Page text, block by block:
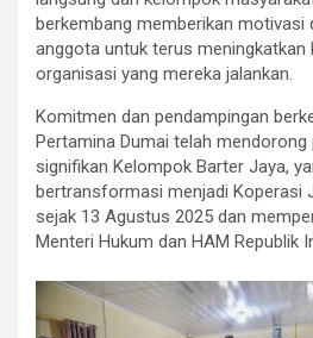
berkembang memberikan motivasi
anggota untuk terus meningkatkan
organisasi yang mereka jalankan.
Komitmen dan pendampingan
Pertamina Dumai telah mendorong
signifikan Kelompok Barter Jaya,
bertransformasi menjadi Koperasi
sejak 13 Agustus 2025 dan
Menteri Hukum dan HAM Republik